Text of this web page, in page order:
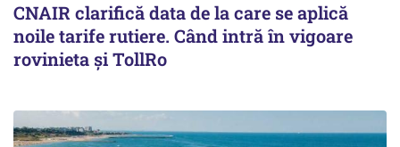
CNAIR clarifică data de la care se aplică
noile tarife rutiere. Când intră în vigoare
rovinieta și TollRo